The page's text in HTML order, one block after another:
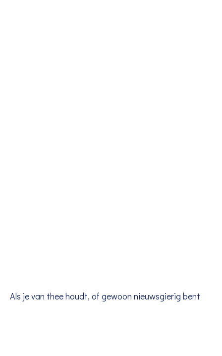
Als je van thee houdt, of gewoon nieuwsgierig bent